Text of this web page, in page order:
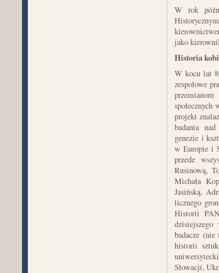
W rok
jako
Historia
W kocu lat
zespołowe
projekt
badania
genezie i
w Europie i
przede
Rusinową,
Michała
Jasińską,
licznego
Historii
dzisiejszego
badacze
historii
Słowacji,